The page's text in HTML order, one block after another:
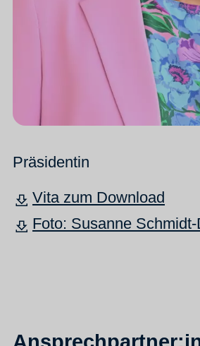
Präsidentin
Vita zum Download
Foto: Susanne